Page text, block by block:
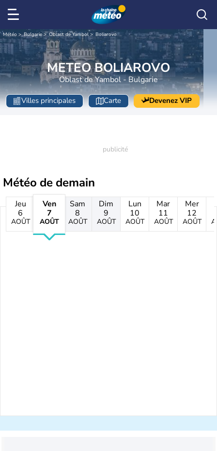
Météo Bulgarie Oblast de Yambol Boliarovo
METEO BOLIAROVO
Oblast de Yambol - Bulgarie
Villes principales Carte Devenez VIP
Météo de demain
Jeu
6
AOÛT
Ven
7
AOÛT
Sam
8
AOÛT
Dim
9
AOÛT
Lun
10
AOÛT
Mar
11
AOÛT
Mer
12
AOÛT